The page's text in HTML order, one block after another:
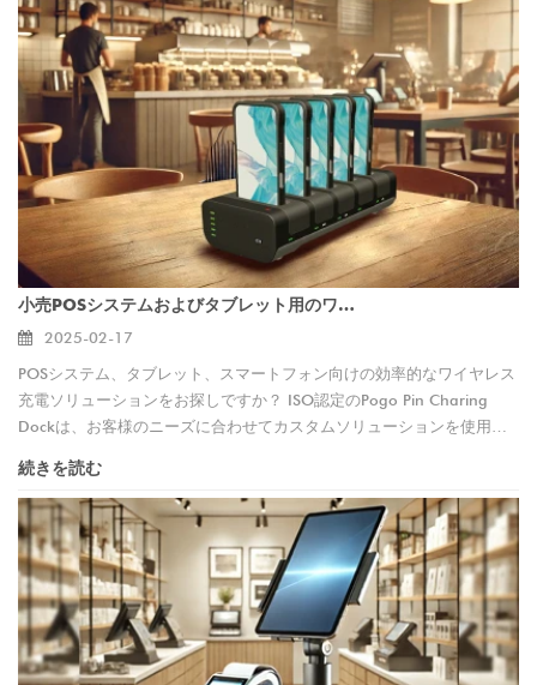
テナンスが少なく、使用が長くなります。要するに、Pogo Pinsは、
POSシステムをより良く、より速く、より確実に動作させます。
小売POSシステムおよびタブレット用のワイヤレスPogo PIN充電ドック - 高速およびカスタマイズ可能な充電ソリューション
2025-02-17
POSシステム、タブレット、スマートフォン向けの効率的なワイヤレス
充電ソリューションをお探しですか？ ISO認定のPogo Pin Charing
Dockは、お客様のニーズに合わせてカスタムソリューションを使用し
続きを読む